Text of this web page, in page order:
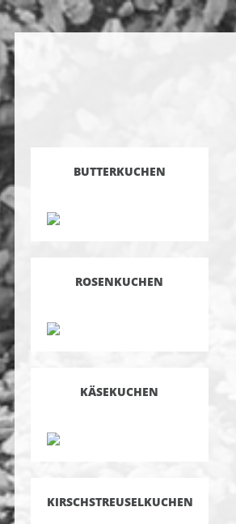
BUTTERKUCHEN
ROSENKUCHEN
KÄSEKUCHEN
KIRSCHSTREUSELKUCHEN